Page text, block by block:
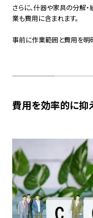
さらに、什器や家具の分解
業も費用に含まれます。
事前に作業範囲と費用を明
費用を効率的に抑